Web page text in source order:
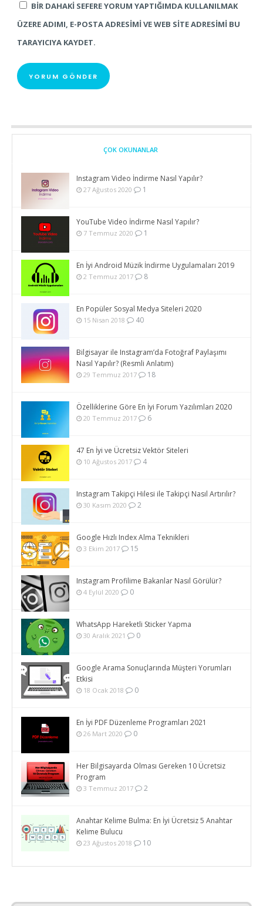
BIR DAHAKI SEFERE YORUM YAPTIĞIMDA KULLANILMAK
ÜZERE ADIMI, E-POSTA ADRESIMI VE WEB SITE ADRESIMI BU
TARAYICIYA KAYDET.
ÇOK OKUNANLAR
Instagram Video İndirme Nasıl Yapılır?
27 Ağustos 2020 1
YouTube Video İndirme Nasıl Yapılır?
7 Temmuz 2020 1
En İyi Android Müzik İndirme Uygulamaları 2019
2 Temmuz 2017 8
En Popüler Sosyal Medya Siteleri 2020
15 Nisan 2018 40
Bilgisayar ile Instagram’da Fotoğraf Paylaşımı
Nasıl Yapılır? (Resmli Anlatım)
29 Temmuz 2017 18
Özelliklerine Göre En İyi Forum Yazılımları 2020
20 Temmuz 2017 6
47 En İyi ve Ücretsiz Vektör Siteleri
10 Ağustos 2017 4
Instagram Takipçi Hilesi ile Takipçi Nasıl Artırılır?
30 Kasım 2020 2
Google Hızlı Index Alma Teknikleri
3 Ekim 2017 15
Instagram Profilime Bakanlar Nasıl Görülür?
4 Eylül 2020 0
WhatsApp Hareketli Sticker Yapma
30 Aralık 2021 0
Google Arama Sonuçlarında Müşteri Yorumları
Etkisi
18 Ocak 2018 0
En İyi PDF Düzenleme Programları 2021
26 Mart 2020 0
Her Bilgisayarda Olması Gereken 10 Ücretsiz
Program
3 Temmuz 2017 2
Anahtar Kelime Bulma: En İyi Ücretsiz 5 Anahtar
Kelime Bulucu
23 Ağustos 2018 10